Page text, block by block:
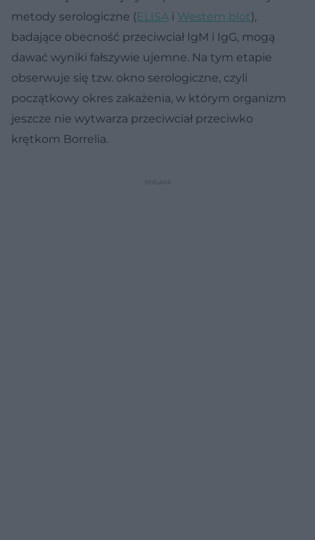
metody serologiczne (ELISA i Western blot),
badające obecność przeciwciał IgM i IgG, mogą
dawać wyniki fałszywie ujemne. Na tym etapie
obserwuje się tzw. okno serologiczne, czyli
początkowy okres zakażenia, w którym organizm
jeszcze nie wytwarza przeciwciał przeciwko
krętkom Borrelia.